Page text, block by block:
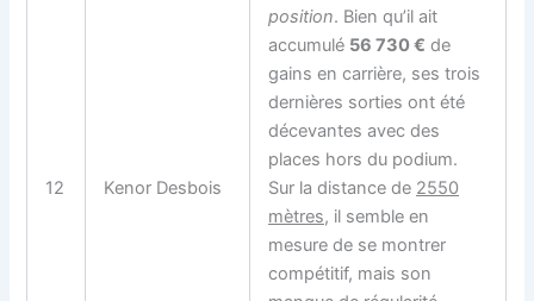
12 Kenor Desbois
position. Bien qu’il ait
accumulé 56 730 € de
gains en carrière, ses trois
dernières sorties ont été
décevantes avec des
places hors du podium.
Sur la distance de 2550
mètres, il semble en
mesure de se montrer
compétitif, mais son